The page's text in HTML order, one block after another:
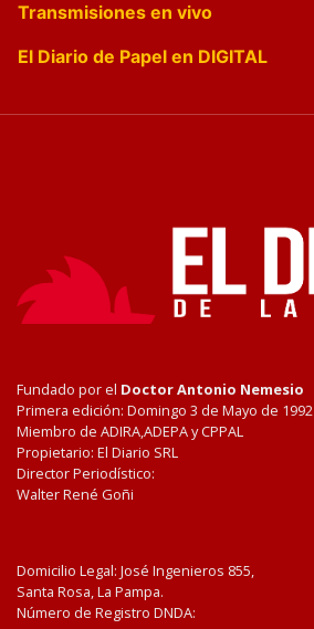
Transmisiones en vivo
El Diario de Papel en DIGITAL
Fundado por el Doctor Antonio Nemesio
Primera edición: Domingo 3 de Mayo de 1992
Miembro de ADIRA,ADEPA y CPPAL
Propietario: El Diario SRL
Director Periodístico:
Walter René Goñi
Domicilio Legal: José Ingenieros 855,
Santa Rosa, La Pampa.
Número de Registro DNDA: